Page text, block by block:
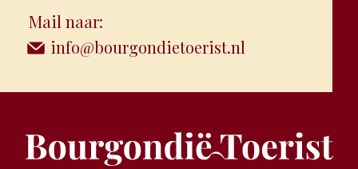
Mail naar:
info@bourgondietoerist.nl